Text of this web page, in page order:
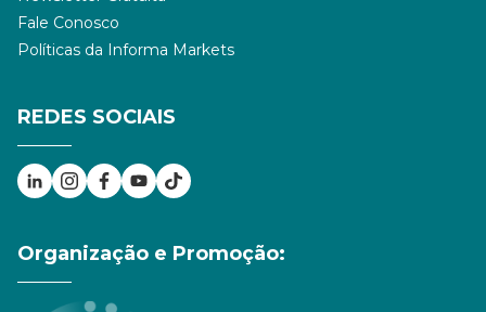
Fale Conosco
Políticas da Informa Markets
REDES SOCIAIS
Organização e Promoção: